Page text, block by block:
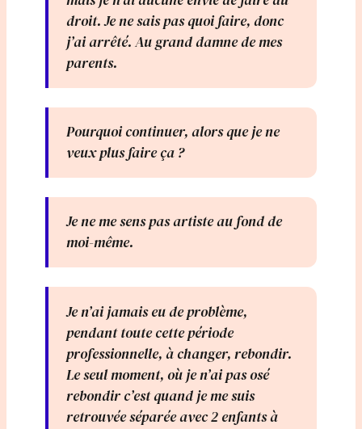
droit. Je ne sais pas quoi faire, donc
j’ai arrêté. Au grand damne de mes
parents.
Pourquoi continuer, alors que je ne
veux plus faire ça ?
Je ne me sens pas artiste au fond de
moi-même.
Je n’ai jamais eu de problème,
pendant toute cette période
professionnelle, à changer, rebondir.
Le seul moment, où je n’ai pas osé
rebondir c’est quand je me suis
retrouvée séparée avec 2 enfants à